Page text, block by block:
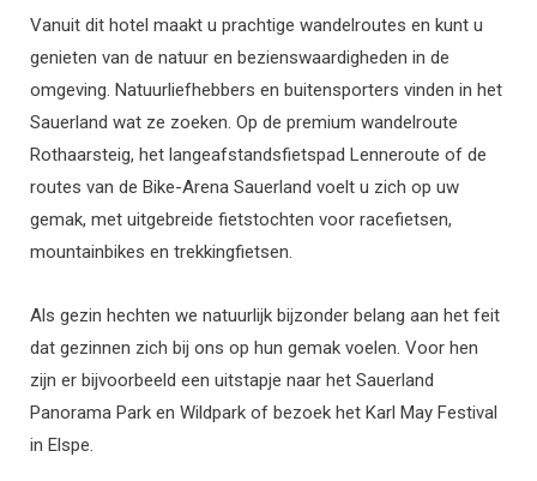
Vanuit dit hotel maakt u prachtige wandelroutes en kunt u
genieten van de natuur en bezienswaardigheden in de
omgeving. Natuurliefhebbers en buitensporters vinden in het
Sauerland wat ze zoeken. Op de premium wandelroute
Rothaarsteig, het langeafstandsfietspad Lenneroute of de
routes van de Bike-Arena Sauerland voelt u zich op uw
gemak, met uitgebreide fietstochten voor racefietsen,
mountainbikes en trekkingfietsen.
Als gezin hechten we natuurlijk bijzonder belang aan het feit
dat gezinnen zich bij ons op hun gemak voelen. Voor hen
zijn er bijvoorbeeld een uitstapje naar het Sauerland
Panorama Park en Wildpark of bezoek het Karl May Festival
in Elspe.